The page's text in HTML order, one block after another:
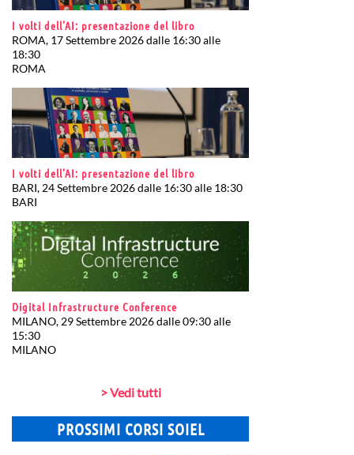
I volti dell’AI: presentazione del libro
ROMA, 17 Settembre 2026 dalle 16:30 alle
18:30
ROMA
I volti dell’AI: presentazione del libro
BARI, 24 Settembre 2026 dalle 16:30 alle 18:30
BARI
Digital Infrastructure Conference
MILANO, 29 Settembre 2026 dalle 09:30 alle
15:30
MILANO
> Vedi tutti
PROSSIMI CORSI SOIEL